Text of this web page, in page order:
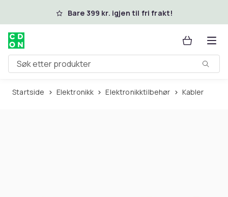
Hopp til hovedinnholdBare 399 kr. igjen til fri frakt!
Søk etter produkter
Startside Elektronikk Elektronikktilbehør Kabler